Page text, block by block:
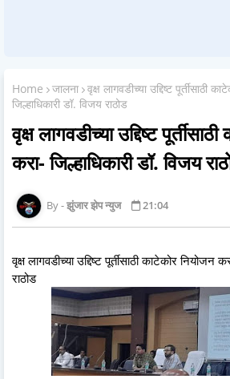
Home जालना वृक्ष लागवडीच्या उद्दिष्ट पूर्तीसाठी
जिल्हाधिकारी डॉ. विजय राठोड
वृक्ष लागवडीच्या उद्दिष्ट
करा- जिल्हाधिकारी डॉ. विजय
झुंजार झेप न्युज 21:04
वृक्ष लागवडीच्या उद्दिष्ट पूर्तीसाठी काटेकोर नियोजन
राठोड